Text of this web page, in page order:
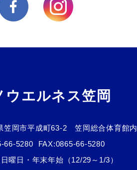
ウエルネス笠岡
笠岡市平成町63-2 笠岡総合体育館内
66-5280
FAX:0865-66-5280
曜日・年末年始（12/29～1/3）